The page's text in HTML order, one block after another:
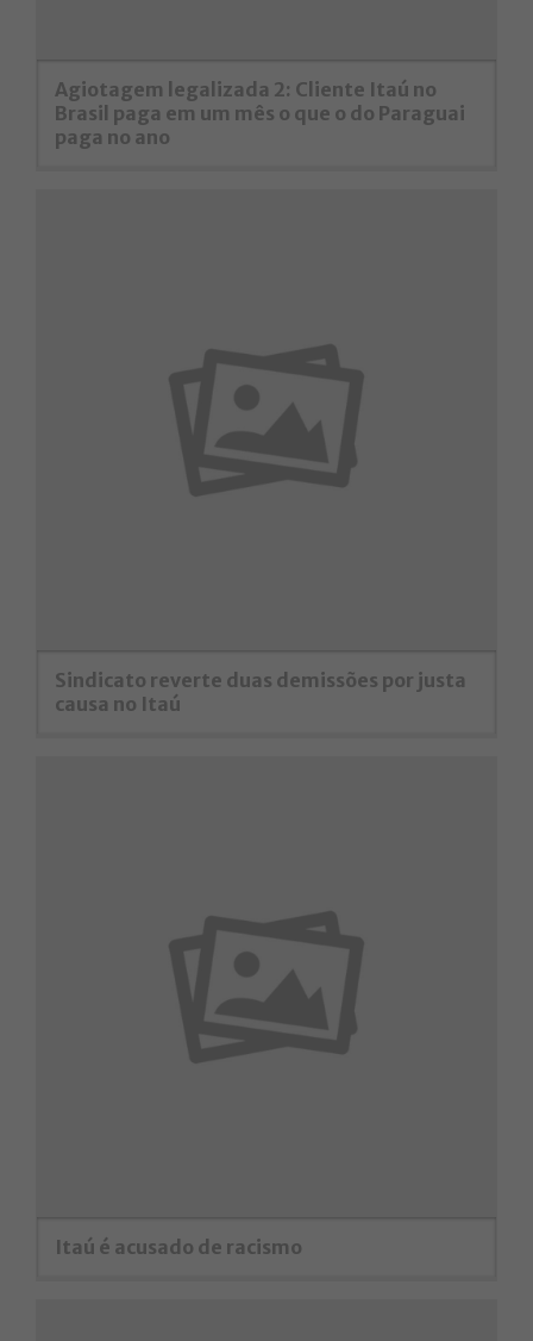
Agiotagem legalizada 2: Cliente Itaú no
Brasil paga em um mês o que o do Paraguai
paga no ano
Sindicato reverte duas demissões por justa
causa no Itaú
Itaú é acusado de racismo